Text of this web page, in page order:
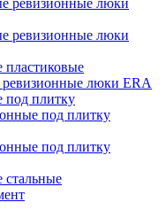
ревизионные люки
ревизионные люки
ревизионные люки ERA
плитку
под плитку
под плитку